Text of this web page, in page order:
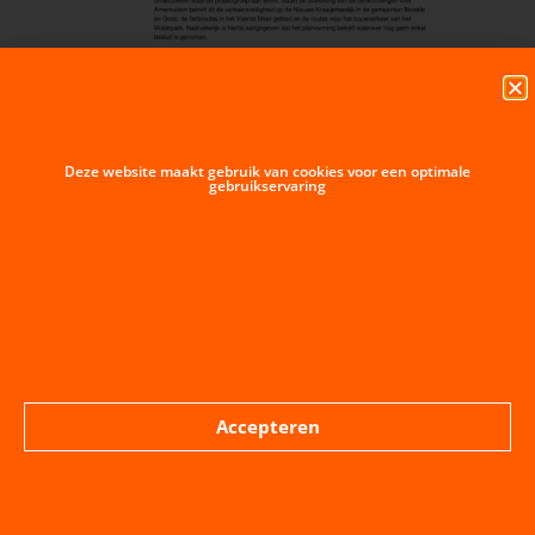
Deze website maakt gebruik van cookies voor een optimale
gebruikservaring
Accepteren